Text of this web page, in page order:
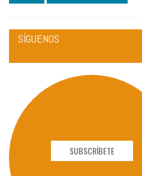
SÍGUENOS
SUBSCRÍBETE